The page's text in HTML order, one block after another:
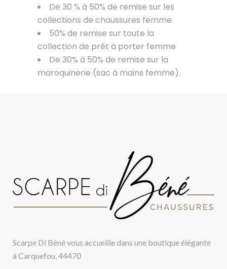
De 30 % à 50% de remise sur les
collections de chaussures femme.
50% de remise sur toute la
collection de prêt à porter femme
De 30% à 50% de remise sur la
maroquinerie (sac à mains femme).
Scarpe Di Béné vous accueille dans une boutique élégante
à Carquefou, 44470